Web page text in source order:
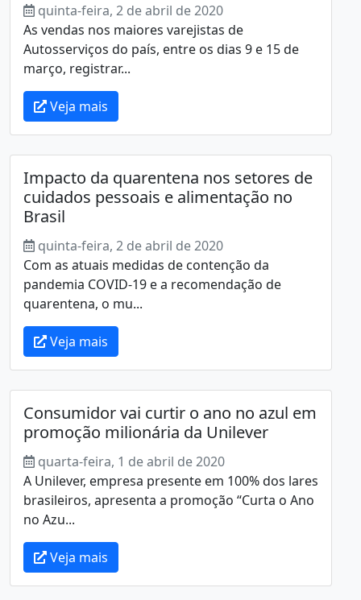
quinta-feira, 2 de abril de 2020
As vendas nos maiores varejistas de
Autosserviços do país, entre os dias 9 e 15 de
março, registrar...
Veja mais
Impacto da quarentena nos setores de
cuidados pessoais e alimentação no
Brasil
quinta-feira, 2 de abril de 2020
Com as atuais medidas de contenção da
pandemia COVID-19 e a recomendação de
quarentena, o mu...
Veja mais
Consumidor vai curtir o ano no azul em
promoção milionária da Unilever
quarta-feira, 1 de abril de 2020
A Unilever, empresa presente em 100% dos lares
brasileiros, apresenta a promoção “Curta o Ano
no Azu...
Veja mais